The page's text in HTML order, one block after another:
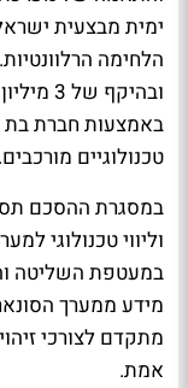
ימית מבצעית
טכנולוגיים מורכבים.
במסגרת ההסכם
וליווי טכנולוגי
במעטפת השליטה
מידע ממערך
מתקדם לצורכי
אמת.